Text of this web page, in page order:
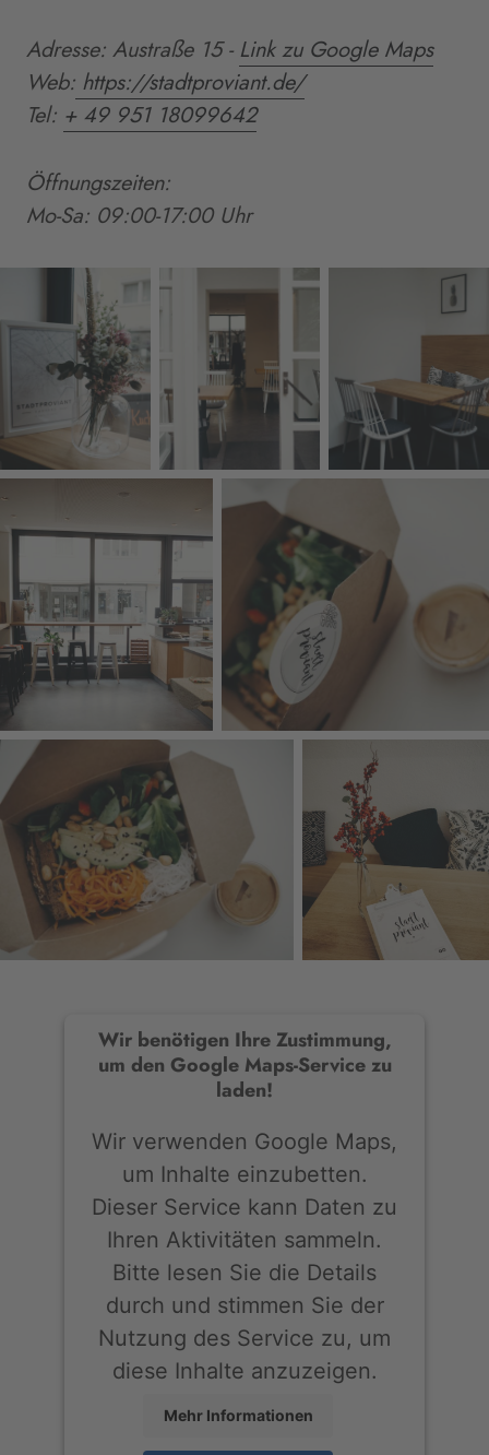
Adresse: Austraße 15 - Link zu Google Maps
Web: https://stadtproviant.de/
Tel: + 49 951 18099642
Öffnungszeiten:
Mo-Sa: 09:00-17:00 Uhr
Wir benötigen Ihre Zustimmung,
um den Google Maps-Service zu
laden!
Wir verwenden Google Maps,
um Inhalte einzubetten.
Dieser Service kann Daten zu
Ihren Aktivitäten sammeln.
Bitte lesen Sie die Details
durch und stimmen Sie der
Nutzung des Service zu, um
diese Inhalte anzuzeigen.
Mehr Informationen